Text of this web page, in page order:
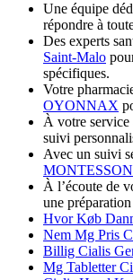
Une équipe
répondre à
Des experts
Saint-Malo
spécifiques.
Votre
OYONNAX
À votre service
suivi
Avec un suivi
MONTESSON
À l’écoute de
une
Hvor Køb
Nem Mg Pris
Billig Cialis
Mg Tabletter